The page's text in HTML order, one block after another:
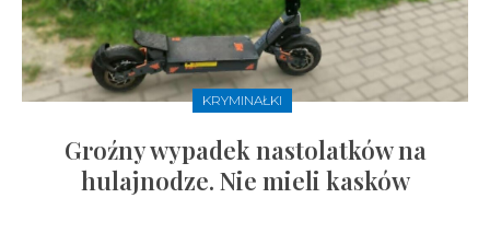
KRYMINAŁKI
Groźny wypadek nastolatków na
hulajnodze. Nie mieli kasków